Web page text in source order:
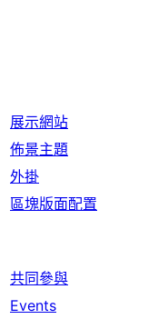
展示網站
佈景主題
外掛
區塊版面配置
共同參與
Events